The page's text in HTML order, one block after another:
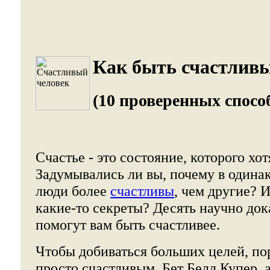
Как быть
(10 проверенных
Счастье - это состояние, которого
Задумывались ли вы, почему в
люди более счастливы, чем другие?
какие-то секреты? Десять научно
помогут вам быть счастливее.
Чтобы добиваться больших целей,